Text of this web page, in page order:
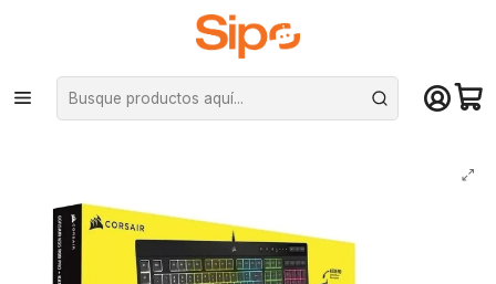
¡Compra hasta mediodía y recibe hoy! De lunes a sábado en el gran
Santiago. Envío gratis desde $29.990
Inicio Computación y Gamers Mouse
Kit Corsair Teclado K55 RGB Pro + Mouse Katar Pro 12.400 dpi